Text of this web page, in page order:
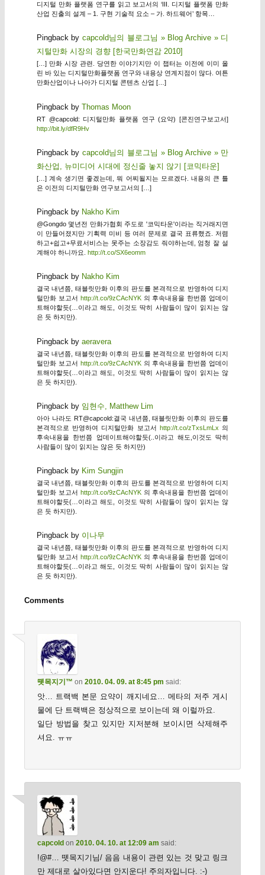
디지털 만화 플랫폼 연구를 읽고 보고서의 ‘III. 디지털 플랫폼 만화
산업 진출의 설계 – 1. 구현 기술적 요소 – 가. 하드웨어’ 항목…
Pingback bycapcold님의 블로그님 » Blog Archive » 디
지털만화 시장의 경향 [한국만화연감 2010]
[…] 만화 시장 관련. 당연한 이야기지만 이 챕터는 이전에 이미 올
린 바 있는 디지털만화플랫폼 연구와 내용상 연계지점이 많다. 여튼
만화산업이나 나아가 디지털 콘텐츠 산업 […]
Pingback by Thomas Moon
RT @capcold: 디지털만화 플랫폼 연구 (요약) [콘진연구보고서]
http://bit.ly/dfR9Hv
Pingback bycapcold님의 블로그님 » Blog Archive » 만
화산업, 뉴미디어 시대에 정신줄 놓지 않기 [코믹타운]
[…] 계속 생기면 좋겠는데, 뭐 어찌될지는 모르겠다. 내용의 큰 틀
은 이전의 디지털만화 연구보고서의 […]
Pingback by Nakho Kim
@Gongdo 몇년전 만화가협회 주도로 '코믹타운'이라는 직거래지면
이 만들어졌지만 기획력 미비 등 여러 문제로 결국 표류했죠. 저렴
하고+쉽고+무료서비스는 못주는 소장감도 줘야하는데, 엄청 잘 설
계해야 하니까요.
http://t.co/SX6eomm
Pingback by Nakho Kim
결국 내년쯤, 태블릿만화 이후의 판도를 본격적으로 반영하여 디지
털만화 보고서 http://t.co/9zCAcNYK의 후속내용을 한번쯤 업데이
트해야할듯(…이라고 해도, 이것도 딱히 사람들이 많이 읽지는 않
은 듯 하지만).
Pingback by aeravera
결국 내년쯤, 태블릿만화 이후의 판도를 본격적으로 반영하여 디지
털만화 보고서 http://t.co/9zCAcNYK의 후속내용을 한번쯤 업데이
트해야할듯(…이라고 해도, 이것도 딱히 사람들이 많이 읽지는 않
은 듯 하지만).
Pingback by 임현수, Matthew Lim
아아 나라도 RT@capcold:결국 내년쯤, 태블릿만화 이후의 판도를
본격적으로 반영하여 디지털만화 보고서 http://t.co/zTxsLmLx 의
후속내용을 한번쯤 업데이트해야할듯(..이라고 해도,이것도 딱히
사람들이 많이 읽지는 않은 듯 하지만)
Pingback by Kim Sungjin
결국 내년쯤, 태블릿만화 이후의 판도를 본격적으로 반영하여 디지
털만화 보고서 http://t.co/9zCAcNYK의 후속내용을 한번쯤 업데이
트해야할듯(…이라고 해도, 이것도 딱히 사람들이 많이 읽지는 않
은 듯 하지만).
Pingback by 이나무
결국 내년쯤, 태블릿만화 이후의 판도를 본격적으로 반영하여 디지
털만화 보고서 http://t.co/9zCAcNYK의 후속내용을 한번쯤 업데이
트해야할듯(…이라고 해도, 이것도 딱히 사람들이 많이 읽지는 않
은 듯 하지만).
Comments
뗏목지기™ on 2010. 04. 09. at 8:45 pm said:
앗… 트랙백 본문 요약이 깨지네요… 메타의 저주 게시
물에 단 트랙백은 정상적으로 보이는데 왜 이럴까요.
일단 방법을 찾고 있지만 지저분해 보이시면 삭제해주
셔요. ㅠㅠ
capcold on 2010. 04. 10. at 12:09 am said:
!@#… 뗏목지기님/ 음음 내용이 관련 있는 것 맞고 링크
만 제대로 살아있다면 안지운다! 주의자입니다. :-)